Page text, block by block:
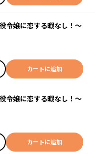
令嬢に恋する暇なし！～
カートに追加
令嬢に恋する暇なし！～
カートに追加